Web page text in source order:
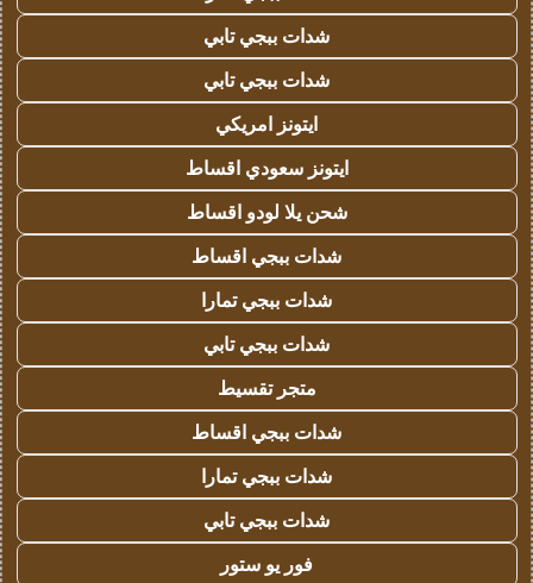
شدات ببجي تابي
شدات ببجي تابي
ايتونز امريكي
ايتونز سعودي اقساط
شحن يلا لودو اقساط
شدات ببجي اقساط
شدات ببجي تمارا
شدات ببجي تابي
متجر تقسيط
شدات ببجي اقساط
شدات ببجي تمارا
شدات ببجي تابي
فور يو ستور